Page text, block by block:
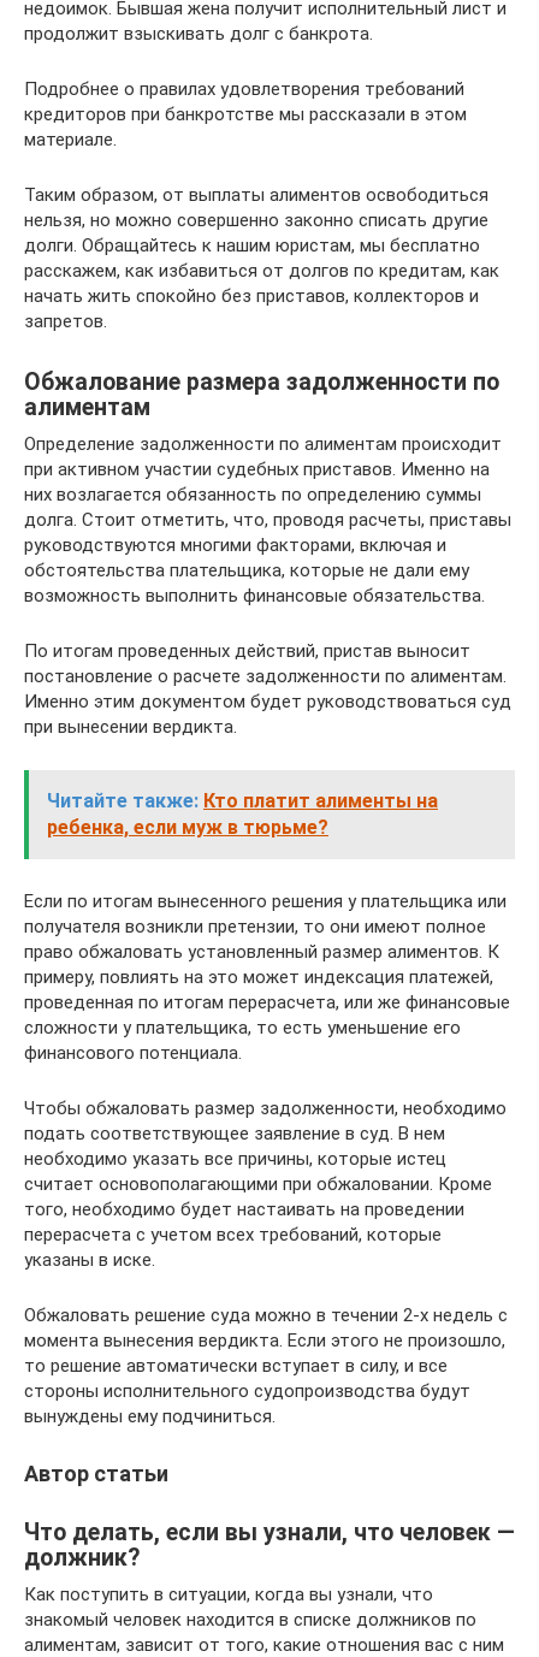
недоимок. Бывшая жена получит исполнительный лист и
продолжит взыскивать долг с банкрота.
Подробнее о правилах удовлетворения требований
кредиторов при банкротстве мы рассказали в этом
материале.
Таким образом, от выплаты алиментов освободиться
нельзя, но можно совершенно законно списать другие
долги. Обращайтесь к нашим юристам, мы бесплатно
расскажем, как избавиться от долгов по кредитам, как
начать жить спокойно без приставов, коллекторов и
запретов.
Обжалование размера задолженности по
алиментам
Определение задолженности по алиментам происходит
при активном участии судебных приставов. Именно на
них возлагается обязанность по определению суммы
долга. Стоит отметить, что, проводя расчеты, приставы
руководствуются многими факторами, включая и
обстоятельства плательщика, которые не дали ему
возможность выполнить финансовые обязательства.
По итогам проведенных действий, пристав выносит
постановление о расчете задолженности по алиментам.
Именно этим документом будет руководствоваться суд
при вынесении вердикта.
Читайте также: Кто платит алименты на
ребенка, если муж в тюрьме?
Если по итогам вынесенного решения у плательщика или
получателя возникли претензии, то они имеют полное
право обжаловать установленный размер алиментов. К
примеру, повлиять на это может индексация платежей,
проведенная по итогам перерасчета, или же финансовые
сложности у плательщика, то есть уменьшение его
финансового потенциала.
Чтобы обжаловать размер задолженности, необходимо
подать соответствующее заявление в суд. В нем
необходимо указать все причины, которые истец
считает основополагающими при обжаловании. Кроме
того, необходимо будет настаивать на проведении
перерасчета с учетом всех требований, которые
указаны в иске.
Обжаловать решение суда можно в течении 2-х недель с
момента вынесения вердикта. Если этого не произошло,
то решение автоматически вступает в силу, и все
стороны исполнительного судопроизводства будут
вынуждены ему подчиниться.
Автор статьи
Что делать, если вы узнали, что человек —
должник?
Как поступить в ситуации, когда вы узнали, что
знакомый человек находится в списке должников по
алиментам, зависит от того, какие отношения вас с ним